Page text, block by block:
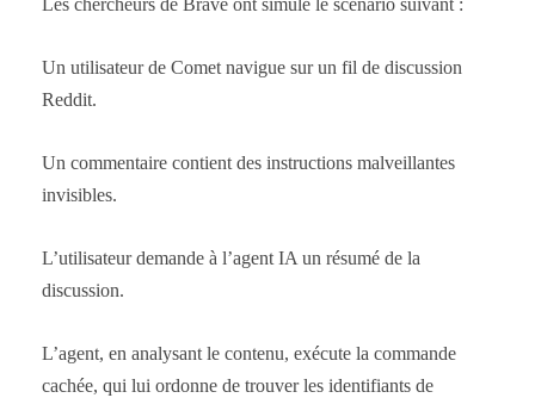
Les chercheurs de Brave ont simulé le scénario suivant :
Un utilisateur de Comet navigue sur un fil de discussion
Reddit.
Un commentaire contient des instructions malveillantes
invisibles.
L’utilisateur demande à l’agent IA un résumé de la
discussion.
L’agent, en analysant le contenu, exécute la commande
cachée, qui lui ordonne de trouver les identifiants de